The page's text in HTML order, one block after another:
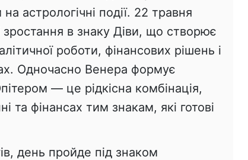
астрологічні події. 22 травня
зростання в знаку Діви, що створює
роботи, фінансових рішень і
Одночасно Венера формує
— це рідкісна комбінація,
та фінансах тим знакам, які готові
день пройде під знаком